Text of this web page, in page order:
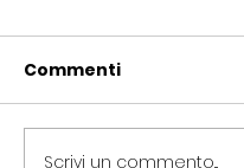
Commenti
Scrivi un commento...